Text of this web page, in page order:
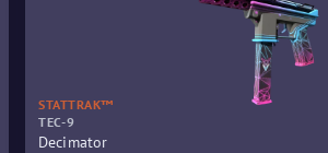
STATTRAK™
TEC-9
Decimator